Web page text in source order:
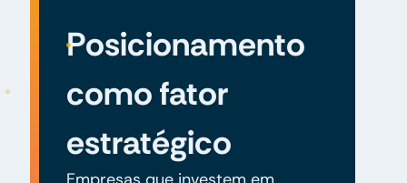
Posicionamento
como fator
estratégico